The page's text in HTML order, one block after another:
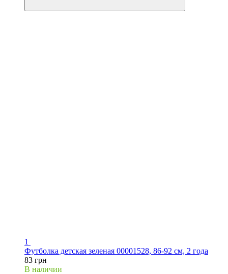
1
Футболка детская зеленая 00001528, 86-92 см, 2 года
83 грн
В наличии